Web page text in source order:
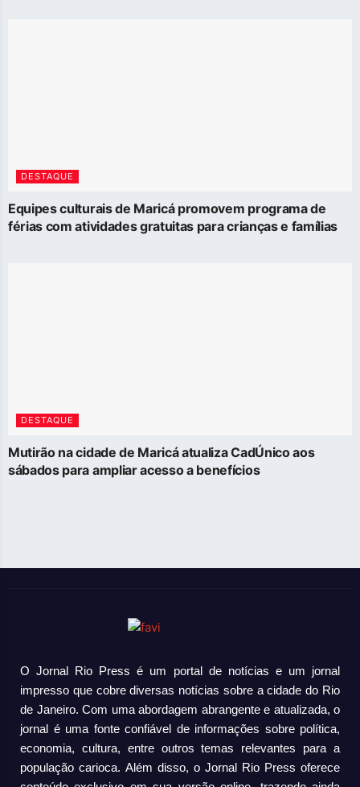
DESTAQUE
Equipes culturais de Maricá promovem programa de
férias com atividades gratuitas para crianças e famílias
DESTAQUE
Mutirão na cidade de Maricá atualiza CadÚnico aos
sábados para ampliar acesso a benefícios
O Jornal Rio Press é um portal de notícias e um jornal
impresso que cobre diversas notícias sobre a cidade do Rio
de Janeiro. Com uma abordagem abrangente e atualizada, o
jornal é uma fonte confiável de informações sobre política,
economia, cultura, entre outros temas relevantes para a
população carioca. Além disso, o Jornal Rio Press oferece